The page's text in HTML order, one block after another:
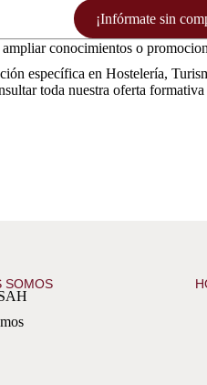
¡Infórmate sin
conocimientos o
específica en Hostelería,
toda nuestra oferta
SOMOS